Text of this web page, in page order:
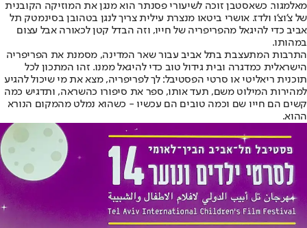
מאלמגור. כשאסטבן זוכה לשיעורי פסנתר הוא מנגן את המוזיקה הקובנית
של צ'וצ'ו ולדז. אושרי ביטאו מנצרת עילית צריך לנגן בטהובן בסינמטק תל
אביב כדי להיגאל מהפריפריה של חייו, וזה הבדל קטן לכאורה אבל עצום
במהותו.
התרבות המתעצבת בתל אביב עבור שאר המדינה, מסמנת את הפריפריה
הישראלית כמדגרה ובית גידול טוב כדי להיגאל ממנו. זהו המתכון לכל
תוכנית ריאליטי או סרטי הפסטיבל: לך לפריפריה, מצא את מי שיכול להגיע
למהירות המילוט משם, תעד אותו, ספר את סיפורו כהשראה, ותדגיש כמה
קשים הם חייו שם וכמה טובים הם עכשיו - כשהוא נמלט מהמקום הנורא
ההוא.